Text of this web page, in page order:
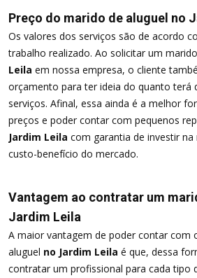
Preço do marido de aluguel no
Os valores dos serviços são de acordo
trabalho realizado. Ao solicitar um
Leila em nossa empresa, o cliente
orçamento para ter ideia do quanto terá
serviços. Afinal, essa ainda é a melhor
preços e poder contar com pequenos
Jardim Leila com garantia de investir
custo-benefício do mercado.
Vantagem ao contratar um
Jardim Leila
A maior vantagem de poder contar com
aluguel no Jardim Leila é que, dessa
contratar um profissional para cada tipo